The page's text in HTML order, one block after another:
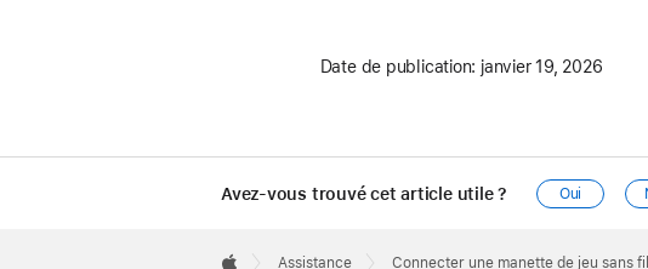
Date de publication: janvier 19, 2026
Avez-vous trouvé cet article utile ? Oui
Footer
 Assistance Connecter une manette de jeu sans